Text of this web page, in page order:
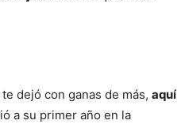
dejó con ganas de más, aquí
a su primer año en la